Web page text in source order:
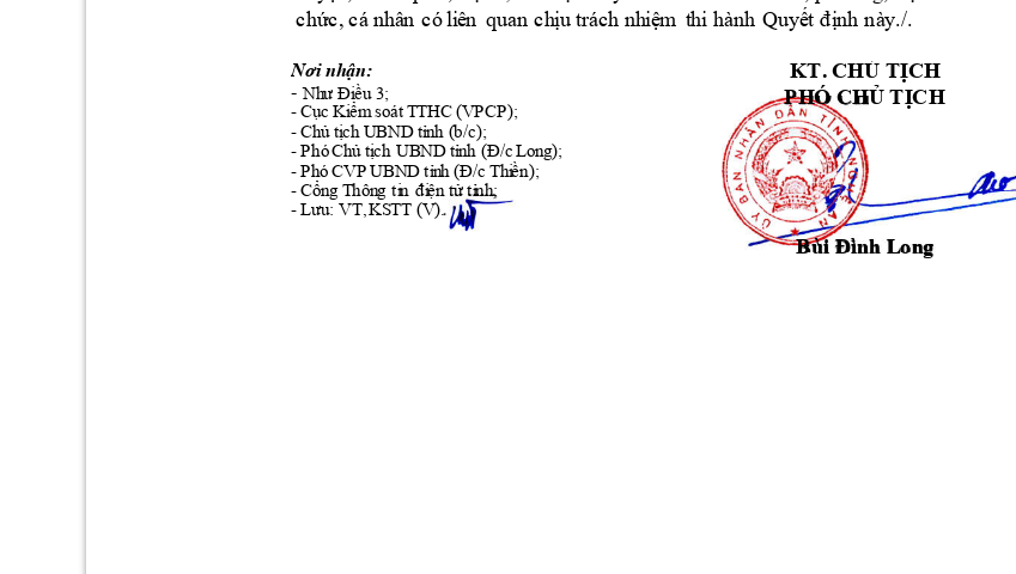
chức,cá nhân có liên quan chịu trách nhiệm thi hành Quyết định này./.
Nơi nhận:
- Như Điều 3;
- Cục Kiểm soát TTHC (VPCP);
- Chủ tịch UBND tỉnh (b/c);
- PhóChủ tịch UBND tỉnh (Đ/c Long);
- P hó CVP UBND tỉnh (Đ/c Thiền);
- Cổng Thông tin điện tử tỉnh;
- Lưu: VT, KSTT (V).
KT. CHỦ TỊCH
PHÓ CHỦ TỊCH
Bùi Đình Long